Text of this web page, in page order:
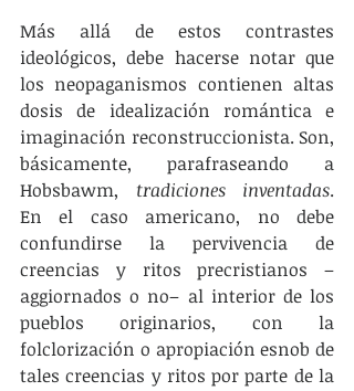
Más allá de estos contrastes
ideológicos, debe hacerse notar que
los neopaganismos contienen altas
dosis de idealización romántica e
imaginación reconstruccionista. Son,
básicamente, parafraseando a
Hobsbawm, tradiciones inventadas.
En el caso americano, no debe
confundirse la pervivencia de
creencias y ritos precristianos –
aggiornados o no– al interior de los
pueblos originarios, con la
folclorización o apropiación esnob de
tales creencias y ritos por parte de la